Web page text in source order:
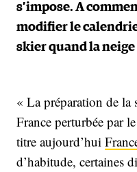
s’impose. A
modifier le
skier quand la neige
« La préparation de la
France perturbée par
titre aujourd’hui
d’habitude, certaines